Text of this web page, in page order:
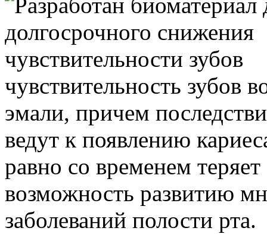
чувствительность зубов
эмали, причем
ведут к появлению
равно со временем
возможность развитию
заболеваний полости рта.